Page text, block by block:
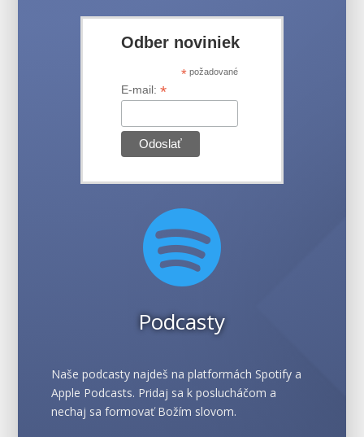
Odber noviniek
*požadované
E-mail: *

Podcasty
Naše podcasty najdeš na platformách Spotify a
Apple Podcasts. Pridaj sa k poslucháčom a
nechaj sa formovať Božím slovom.